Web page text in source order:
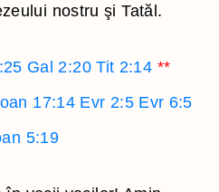
nostru şi Tatăl.
Gal 2:20 Tit 2:14 **
17:14 Evr 2:5 Evr 6:5
5:19